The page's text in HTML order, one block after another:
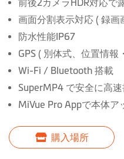
す
る
前後2カメラHDR対応で
画面分割表示対応 ( 録
防水性能IP67
GPS ( 別体式、位置情報
Wi-Fi / Bluetooth 搭載
SuperMP4 で安全に高
MiVue Pro Appで本体ア
購入場所